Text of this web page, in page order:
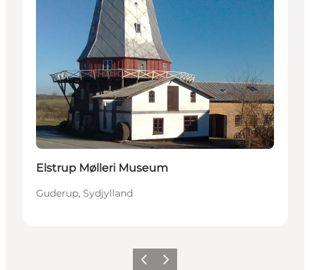
Elstrup Mølleri Museum
Guderup, Sydjylland
ForrigeNæste